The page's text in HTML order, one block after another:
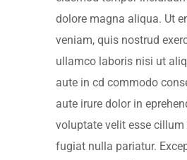
dolore magna aliqua. Ut
veniam, quis nostrud
ullamco laboris nisi ut
aute in cd commodo
aute irure dolor in
voluptate velit esse cillum
fugiat nulla pariatur.